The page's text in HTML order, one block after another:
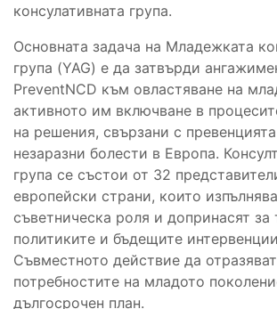
консулативната група.
Основната задача на Младежката
група (YAG) е да затвърди
PreventNCD към овластяване на
активното им включване в
на решения, свързани с
незаразни болести в Европа.
група се състои от 32
европейски страни, които
съветническа роля и допринасят за
политиките и бъдещите
Съвместното действие да отразяват
потребностите на младото
дългосрочен план.